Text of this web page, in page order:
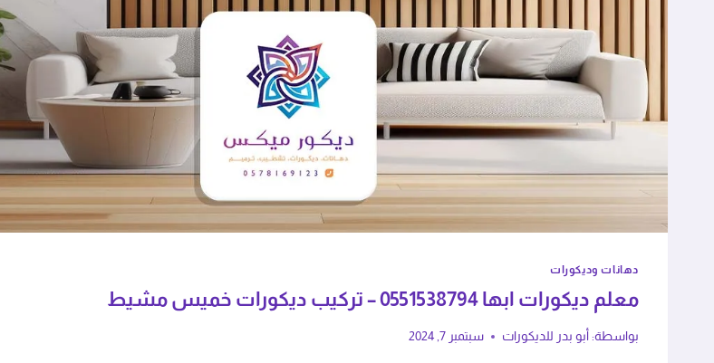
دهانات وديكورات
معلم ديكورات ابها 0551538794 – تركيب ديكورات خميس مشيط
بواسطة: أبو بدر للديكورات سبتمبر 7, 2024
مع الأثاث بحذر شديد، الشغل
رائع."
أبها - حي الريان
استجابة سريعة وجودة عالية، أنصح
بهم."
"دهان الشقة كان